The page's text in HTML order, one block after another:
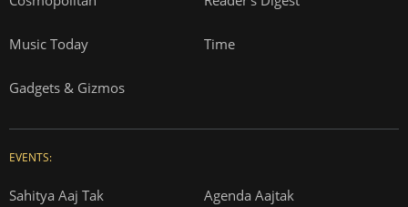
Music Today Time
Gadgets & Gizmos
EVENTS:
Sahitya Aaj Tak Agenda Aajtak